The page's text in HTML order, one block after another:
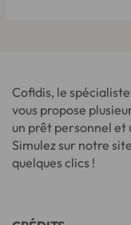
Cofidis, le
vous propose
un prêt personnel et
Simulez sur notre
quelques clics !